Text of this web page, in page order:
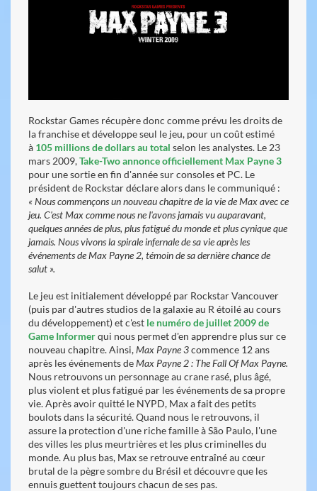
Rockstar Games récupère donc comme prévu les droits de
la franchise et développe seul le jeu, pour un coût estimé
à 105 millions de dollars au total selon les analystes. Le 23
mars 2009,Take-Two annonce officiellement Max Payne 3
pour une sortie en fin d'année sur consoles et PC. Le
président de Rockstar déclare alors dans le communiqué :
« Nous commençons un nouveau chapitre de la vie de Max avec ce
jeu. C'est Max comme nous ne l'avons jamais vu auparavant,
quelques années de plus, plus fatigué du monde et plus cynique que
jamais. Nous vivons la spirale infernale de sa vie après les
événements de Max Payne 2, témoin de sa dernière chance de
salut ».
Le jeu est initialement développé par Rockstar Vancouver
(puis par d'autres studios de la galaxie au R étoilé au cours
du développement) et c'est le numéro de juillet 2009 de
Game Informerqui nous permet d'en apprendre plus sur ce
nouveau chapitre. Ainsi,Max Payne 3commence 12 ans
après les événements deMax Payne 2 : The Fall Of Max Payne.
Nous retrouvons un personnage au crane rasé, plus âgé,
plus violent et plus fatigué par les événements de sa propre
vie. Après avoir quitté le NYPD, Max a fait des petits
boulots dans la sécurité. Quand nous le retrouvons, il
assure la protection d'une riche famille à São Paulo, l'une
des villes les plus meurtrières et les plus criminelles du
monde. Au plus bas, Max se retrouve entraîné au cœur
brutal de la pègre sombre du Brésil et découvre que les
ennuis guettent toujours chacun de ses pas.